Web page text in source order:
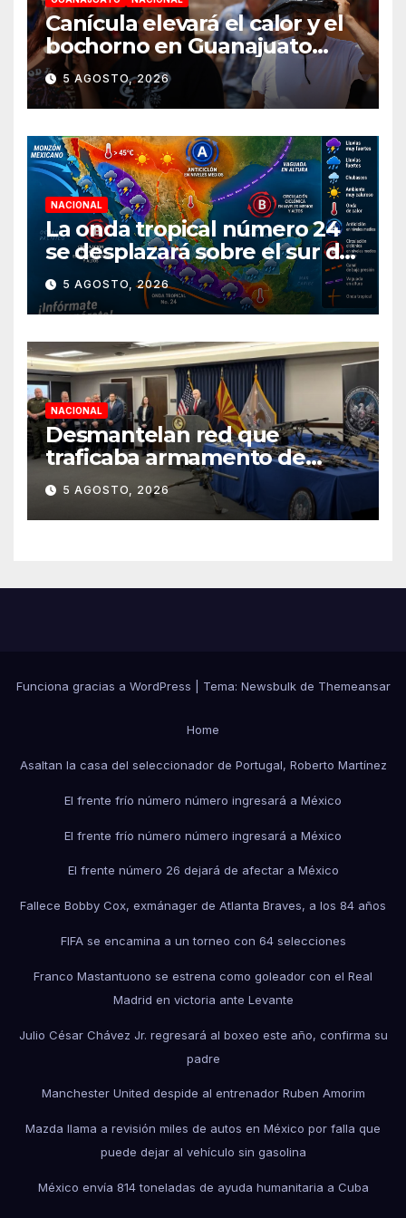
Canícula elevará el calor y el
bochorno en Guanajuato
durante agosto
5 AGOSTO, 2026
NACIONAL
La onda tropical número 24
se desplazará sobre el sur del
territorio nacional
5 AGOSTO, 2026
NACIONAL
Desmantelan red que
traficaba armamento de
Arizona a México
5 AGOSTO, 2026
Funciona gracias a WordPress Tema: Newsbulkde Themeansar
Home
Asaltan la casa del seleccionador de Portugal, Roberto Martínez
El frente frío número número ingresará a México
El frente frío número número ingresará a México
El frente número 26 dejará de afectar a México
Fallece Bobby Cox, exmánager de Atlanta Braves, a los 84 años
FIFA se encamina a un torneo con 64 selecciones
Franco Mastantuono se estrena como goleador con el Real
Madrid en victoria ante Levante
Julio César Chávez Jr. regresará al boxeo este año, confirma su
padre
Manchester United despide al entrenador Ruben Amorim
Mazda llama a revisión miles de autos en México por falla que
puede dejar al vehículo sin gasolina
México envía 814 toneladas de ayuda humanitaria a Cuba